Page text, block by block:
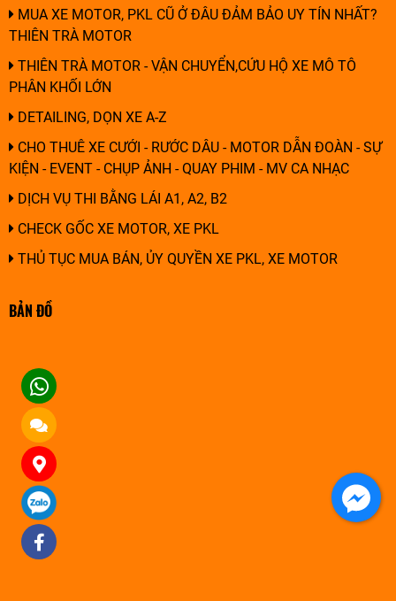
MUA XE MOTOR, PKL CŨ Ở ĐÂU ĐẢM BẢO UY TÍN NHẤT?
THIÊN TRÀ MOTOR
THIÊN TRÀ MOTOR - VẬN CHUYỂN,CỨU HỘ XE MÔ TÔ
PHÂN KHỐI LỚN
DETAILING, DỌN XE A-Z
CHO THUÊ XE CƯỚI - RƯỚC DÂU - MOTOR DẪN ĐOÀN - SỰ
KIỆN - EVENT - CHỤP ẢNH - QUAY PHIM - MV CA NHẠC
DỊCH VỤ THI BẰNG LÁI A1, A2, B2
CHECK GỐC XE MOTOR, XE PKL
THỦ TỤC MUA BÁN, ỦY QUYỀN XE PKL, XE MOTOR
BẢN ĐỒ